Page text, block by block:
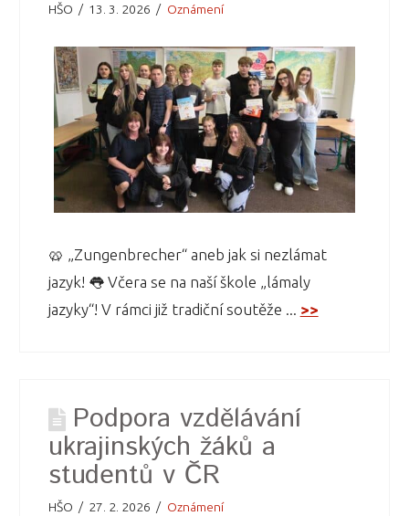
HŠO 13. 3. 2026 Oznámení
🥨 „Zungenbrecher“ aneb jak si nezlámat
jazyk! 👅 Včera se na naší škole „lámaly
jazyky“! V rámci již tradiční soutěže ... >>
Podpora vzdělávání
ukrajinských žáků a
studentů v ČR
HŠO 27. 2. 2026 Oznámení